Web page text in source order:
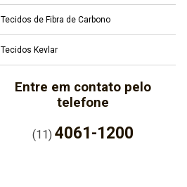
Tecidos de Fibra de Carbono
Tecidos Kevlar
Entre em contato pelo
telefone
(11)4061-1200